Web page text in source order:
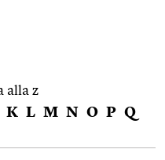
alla z
K L M N O P Q